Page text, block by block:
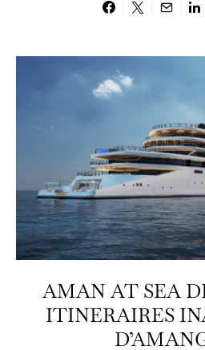
AMAN AT SEA
ITINERAIRES